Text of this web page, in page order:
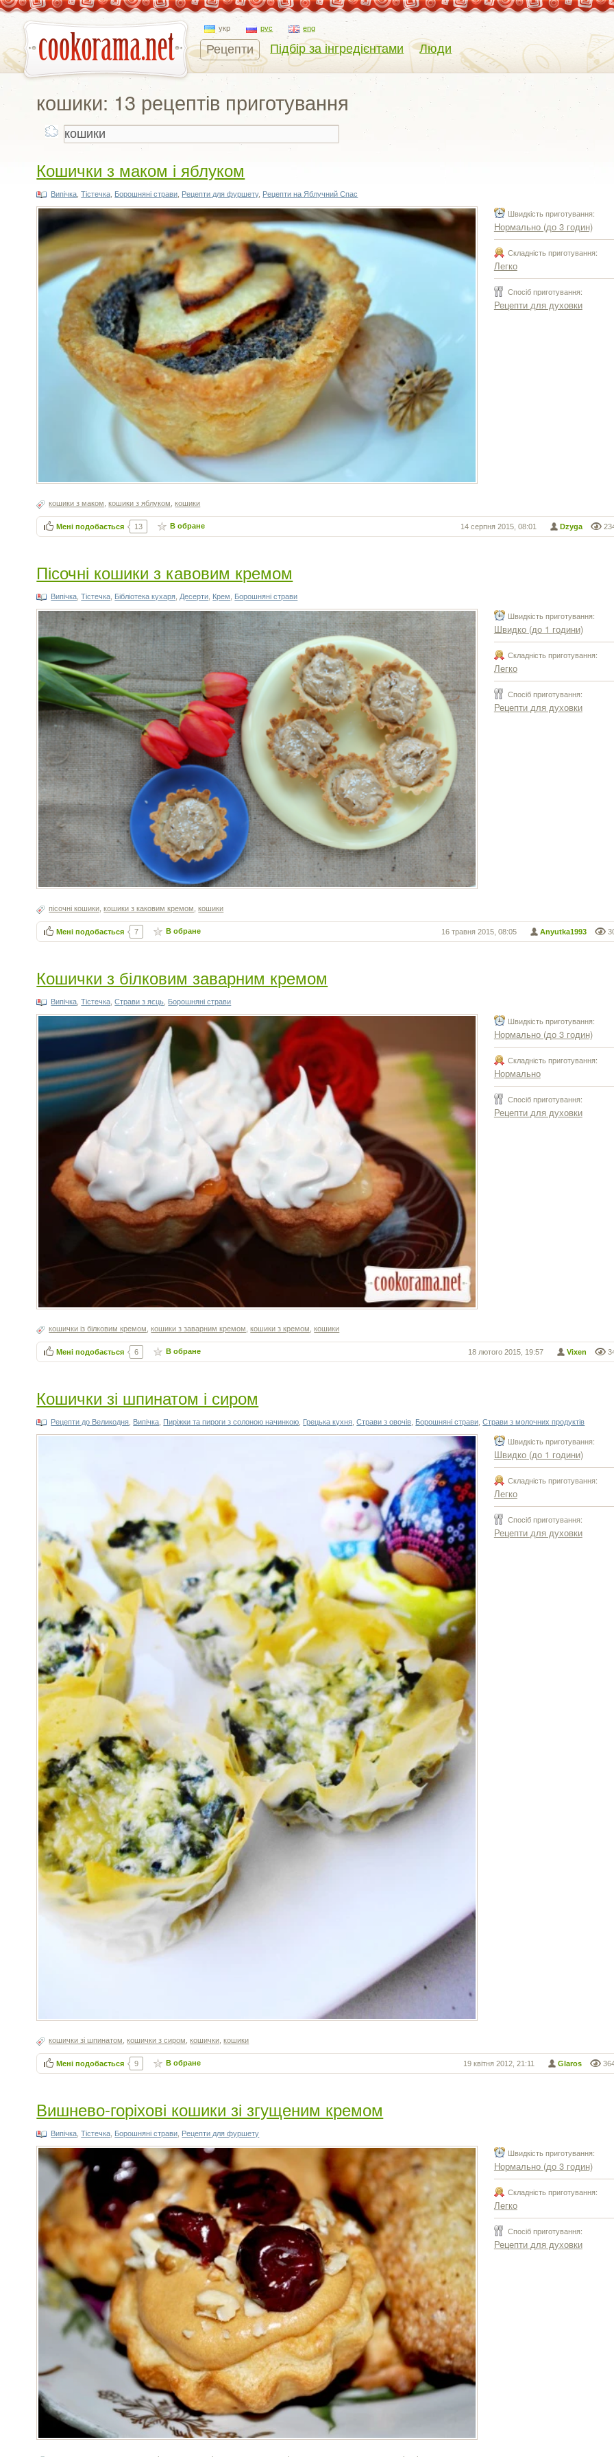
укр рус eng
Рецепти Підбір за інгредієнтами Люди
кошики: 13 рецептів приготування
Кошички з маком і яблуком
Випічка ,Тістечка Борошняні страви Рецепти для фуршету, Рецепти на Яблучний Спас
Швидкість приготування:
Нормально (до 3 годин)
Складність приготування:
Легко
Спосіб приготування:
Рецепти для духовки
кошики з маком ,кошики з яблуком ,кошики
Dzyga
14 серпня 2015, 08:01
Мені подобається 13 В обране
Пісочні кошики з кавовим кремом
Випічка ,Тістечка Бібліотека кухаря Десерти Крем Борошняні страви
Швидкість приготування:
Швидко (до 1 години)
Складність приготування:
Легко
Спосіб приготування:
Рецепти для духовки
пісочні кошики ,кошики з каковим кремом ,кошики
Anyutka1993
16 травня 2015, 08:05
Мені подобається 7 В обране
Кошички з білковим заварним кремом
Випічка ,Тістечка ,Cтрави з яєць Борошняні страви
Швидкість приготування:
Нормально (до 3 годин)
Складність приготування:
Нормально
Спосіб приготування:
Рецепти для духовки
кошички із білковим кремом ,кошики з заварним кремом ,кошики з кремом ,кошики
Vixen
18 лютого 2015, 19:57
Мені подобається 6 В обране
Кошички зі шпинатом і сиром
Рецепти до Великодня Випічка Пиріжки та пироги з солоною начинкою Грецька кухня ,Страви з овочів Борошняні страви ,Страви з молочних продуктів
Швидкість приготування:
Швидко (до 1 години)
Складність приготування:
Легко
Спосіб приготування:
Рецепти для духовки
кошички зі шпинатом ,кошички з сиром ,кошички ,кошики
Glaros
19 квітня 2012, 21:11
Мені подобається 9 В обране
Вишнево-горіхові кошики зі згущеним кремом
Випічка ,Тістечка Борошняні страви Рецепти для фуршету
Швидкість приготування:
Нормально (до 3 годин)
Складність приготування:
Легко
Спосіб приготування:
Рецепти для духовки